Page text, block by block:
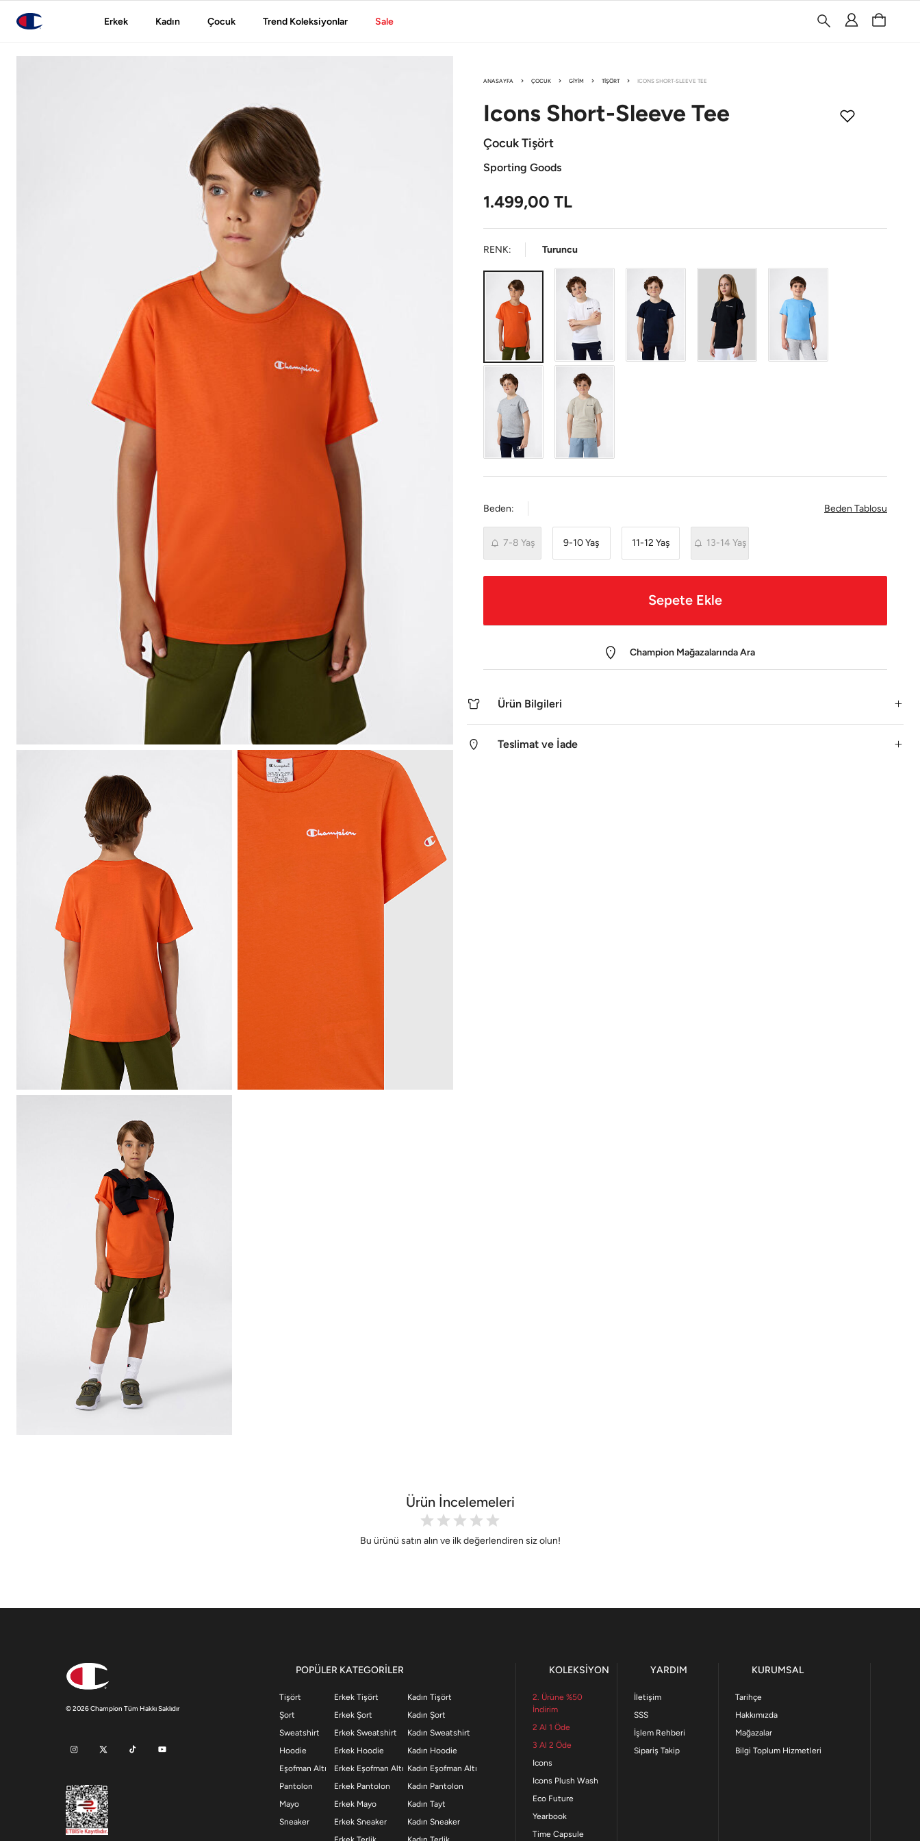
Erkek Kadın Çocuk Trend Koleksiyonlar Sale
ANASAYFA ÇOCUK GIYIM TIŞÖRT ICONS SHORT-SLEEVE TEE
Icons Short-Sleeve Tee
Çocuk Tişört
Sporting Goods
1.499,00 TL
RENK: Turuncu
Beden: Beden Tablosu
7-8 Yaş 9-10 Yaş 11-12 Yaş 13-14 Yaş
Sepete Ekle
Champion Mağazalarında Ara
Ürün Bilgileri
Teslimat ve İade
Ürün İncelemeleri
Bu ürünü satın alın ve ilk değerlendiren siz olun!
© 2026 Champion Tüm Hakkı Saklıdır
POPÜLER KATEGORİLER
Tişört
Şort
Sweatshirt
Hoodie
Eşofman Altı
Pantolon
Mayo
Sneaker
Erkek Tişört
Erkek Şort
Erkek Sweatshirt
Erkek Hoodie
Erkek Eşofman Altı
Erkek Pantolon
Erkek Mayo
Erkek Sneaker
Kadın Tişört
Kadın Şort
Kadın Sweatshirt
Kadın Hoodie
Kadın Eşofman Altı
Kadın Pantolon
Kadın Tayt
Kadın Sneaker
KOLEKSİYON
2. Ürüne %50
İndirim
2 Al 1 Öde
3 Al 2 Öde
Icons
Icons Plush Wash
Eco Future
Yearbook
Time Capsule
YARDIM
İletişim
SSS
İşlem Rehberi
Sipariş Takip
KURUMSAL
Tarihçe
Hakkımızda
Mağazalar
Bilgi Toplum Hizmetleri